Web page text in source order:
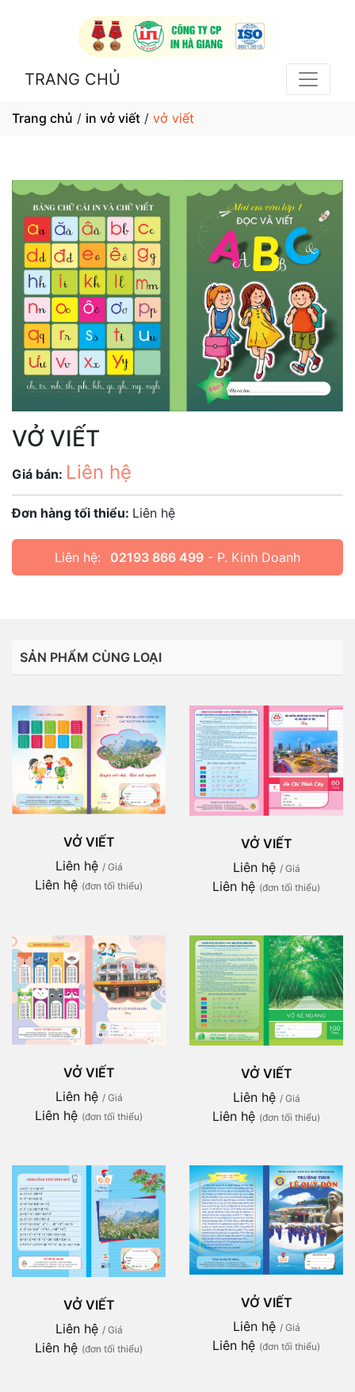
TRANG CHỦ
Trang chủ / in vở viết / vở viết
VỞ VIẾT
Giá bán: Liên hệ
Đơn hàng tối thiểu: Liên hệ
Liên hệ: 02193 866 499 - P. Kinh Doanh
SẢN PHẨM CÙNG LOẠI
VỞ VIẾT
Liên hệ / Giá
Liên hệ (đơn tối thiểu)
VỞ VIẾT
Liên hệ / Giá
Liên hệ (đơn tối thiểu)
VỞ VIẾT
Liên hệ / Giá
Liên hệ (đơn tối thiểu)
VỞ VIẾT
Liên hệ / Giá
Liên hệ (đơn tối thiểu)
VỞ VIẾT
Liên hệ / Giá
Liên hệ (đơn tối thiểu)
VỞ VIẾT
Liên hệ / Giá
Liên hệ (đơn tối thiểu)